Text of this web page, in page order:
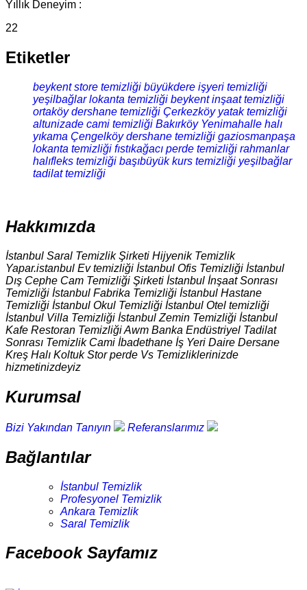
Yıllık Deneyim :
22
Etiketler
beykent store temizliği büyükdere işyeri temizliği
yeşilbağlar lokanta temizliği beykent inşaat temizliği
ortaköy dershane temizliği Çerkezköy yatak temizliği
altunizade cami temizliği Bakırköy Yenimahalle halı
yıkama Çengelköy dershane temizliği gaziosmanpaşa
lokanta temizliği fıstıkağacı perde temizliği rahmanlar
halıfleks temizliği başıbüyük kurs temizliği yeşilbağlar
tadilat temizliği
Hakkımızda
İstanbul Saral Temizlik Şirketi Hijyenik Temizlik
Yapar.istanbul Ev temizliği İstanbul Ofis Temizliği İstanbul
Dış Cephe Cam Temizliği Şirketi İstanbul İnşaat Sonrası
Temizliği İstanbul Fabrika Temizliği İstanbul Hastane
Temizliği İstanbul Okul Temizliği İstanbul Otel temizliği
İstanbul Villa Temizliği İstanbul Zemin Temizliği İstanbul
Kafe Restoran Temizliği Awm Banka Endüstriyel Tadilat
Sonrası Temizlik Cami İbadethane İş Yeri Daire Dersane
Kreş Halı Koltuk Stor perde Vs Temizliklerinizde
hizmetinizdeyiz
Kurumsal
Bizi Yakından Tanıyın Referanslarımız
Bağlantılar
İstanbul Temizlik
Profesyonel Temizlik
Ankara Temizlik
Saral Temizlik
Facebook Sayfamız